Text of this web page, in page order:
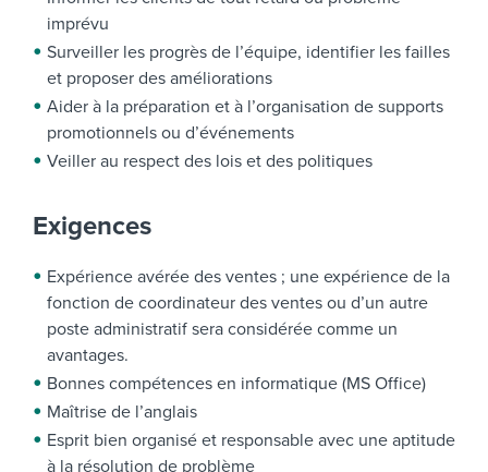
imprévu
Surveiller les progrès de l’équipe, identifier les failles
et proposer des améliorations
Aider à la préparation et à l’organisation de supports
promotionnels ou d’événements
Veiller au respect des lois et des politiques
Exigences
Expérience avérée des ventes ; une expérience de la
fonction de coordinateur des ventes ou d’un autre
poste administratif sera considérée comme un
avantages.
Bonnes compétences en informatique (MS Office)
Maîtrise de l’anglais
Esprit bien organisé et responsable avec une aptitude
à la résolution de problème